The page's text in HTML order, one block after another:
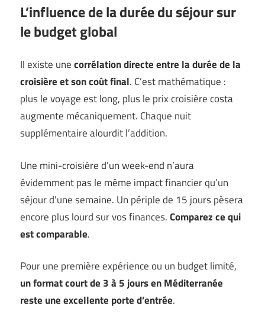
L’influence de la durée du séjour sur
le budget global
Il existe unecorrélation directe entre la durée de la
croisière et son coût final. C’est mathématique :
plus le voyage est long, plus le prix croisière costa
augmente mécaniquement. Chaque nuit
supplémentaire alourdit l’addition.
Une mini-croisière d’un week-end n’aura
évidemment pas le même impact financier qu’un
séjour d’une semaine. Un périple de 15 jours pèsera
encore plus lourd sur vos finances.Comparez ce qui
est comparable.
Pour une première expérience ou un budget limité,
un format court de 3 à 5 jours en Méditerranée
reste une excellente porte d’entrée.